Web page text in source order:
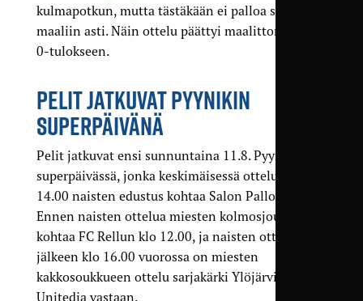
kulmapotkun, mutta tästäkään ei palloa saatu
maaliin asti. Näin ottelu päättyi maalittomaan 0–
0-tulokseen.
PELIT JATKUVAT PYYNIKIN
SUPERPÄIVÄNÄ
Pelit jatkuvat ensi sunnuntaina 11.8. Pyynikin
superpäivässä, jonka keskimäisessä ottelussa klo
14.00 naisten edustus kohtaa Salon Palloilijat.
Ennen naisten ottelua miesten kolmosjoukkue
kohtaa FC Rellun klo 12.00, ja naisten ottelun
jälkeen klo 16.00 vuorossa on miesten
kakkosoukkueen ottelu sarjakärki Ylöjärvi
Unitedia vastaan.